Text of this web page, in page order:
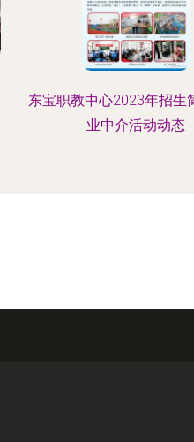
东宝职教中心2023年招生
业中介活动动态